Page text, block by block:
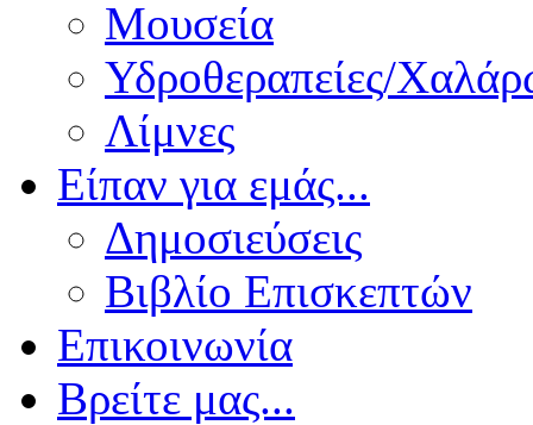
Μουσεία
Υδροθεραπείες/
Λίμνες
Είπαν για εμάς...
Δημοσιεύσεις
Βιβλίο Επισκεπτών
Επικοινωνία
Βρείτε μας...